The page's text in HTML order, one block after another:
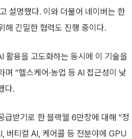
설명했다. 이와 더불어 네이버는 한
해 긴밀한 협력도 진행 중이다.
활용을 고도화하는 동시에 이 기술을
며 “헬스케어·농업 등 AI 접근성이 낮
다.
받기로 한 블랙웰 6만장에 대해 “정
버티컬 AI, 케어콜 등 전분야에 GPU